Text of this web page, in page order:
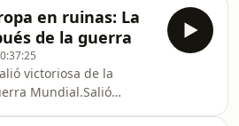
no solo quedó
la guerra, sino que entró
de cambios
hablamos de:🇯🇵 La
Japón y su
total🇨🇳 La guerra
en ruinas: La
de la guerra
victoriosa de la
Mundial.Salió